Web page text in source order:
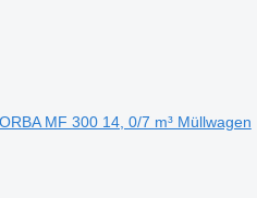
MF 300 14, 0/7 m³ Müllwagen